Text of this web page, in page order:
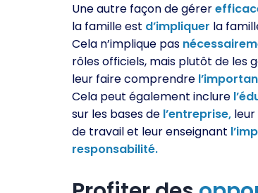
Une autre façon de gérer
la famille est d’impliquer la
Cela n’implique pas
rôles officiels, mais plutôt de les
leur faire comprendre
Cela peut également inclure
sur les bases de l’entreprise,
de travail et leur enseignant
responsabilité.